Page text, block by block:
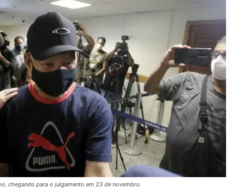
chegando para o julgamento em 23 de novembro.